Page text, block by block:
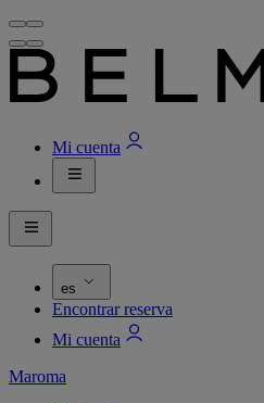
Mi cuenta
es
Encontrar reserva
Mi cuenta
Maroma